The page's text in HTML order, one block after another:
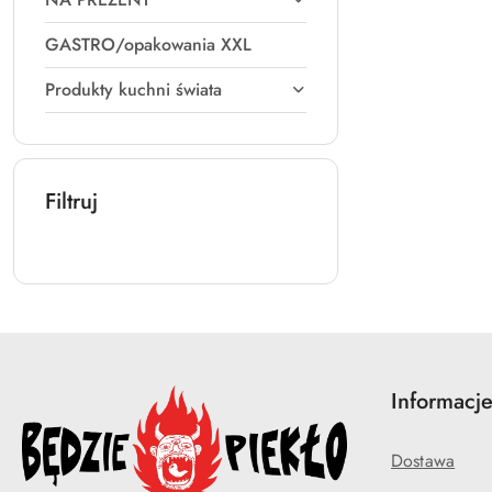
GASTRO/opakowania XXL
Produkty kuchni świata
Filtruj
Informacje
Dostawa